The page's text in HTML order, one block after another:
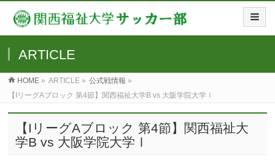
ARTICLE
HOME » ARTICLE » 公式戦情報 »
【IリーグAブロック 第4節】関西福祉大学B vs 大阪学院大学Ⅰ
【IリーグAブロック 第4節】関西福祉大
学B vs 大阪学院大学Ⅰ